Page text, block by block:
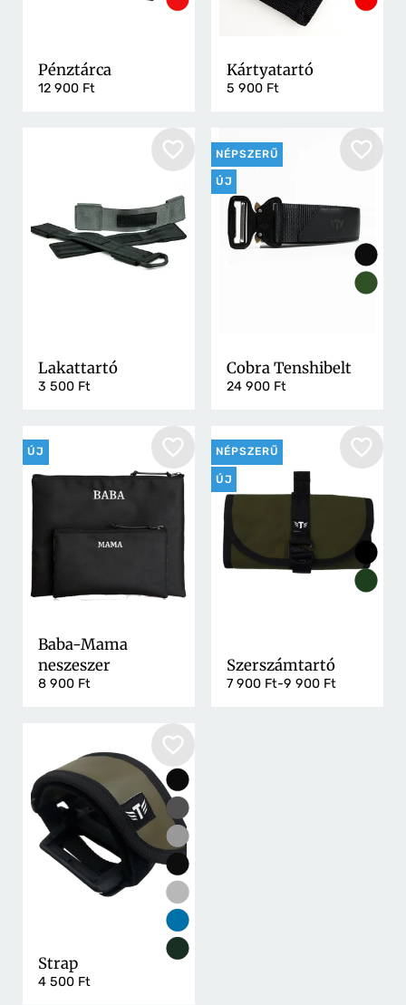
Pénztárca
12 900 Ft
Kártyatartó
5 900 Ft
Lakattartó
3 500 Ft
Cobra Tenshibelt
24 900 Ft
NÉPSZERŰ
ÚJ
Baba-Mama
neszeszer
8 900 Ft
ÚJ
Szerszámtartó
7 900 Ft-9 900 Ft
NÉPSZERŰ
ÚJ
Strap
4 500 Ft